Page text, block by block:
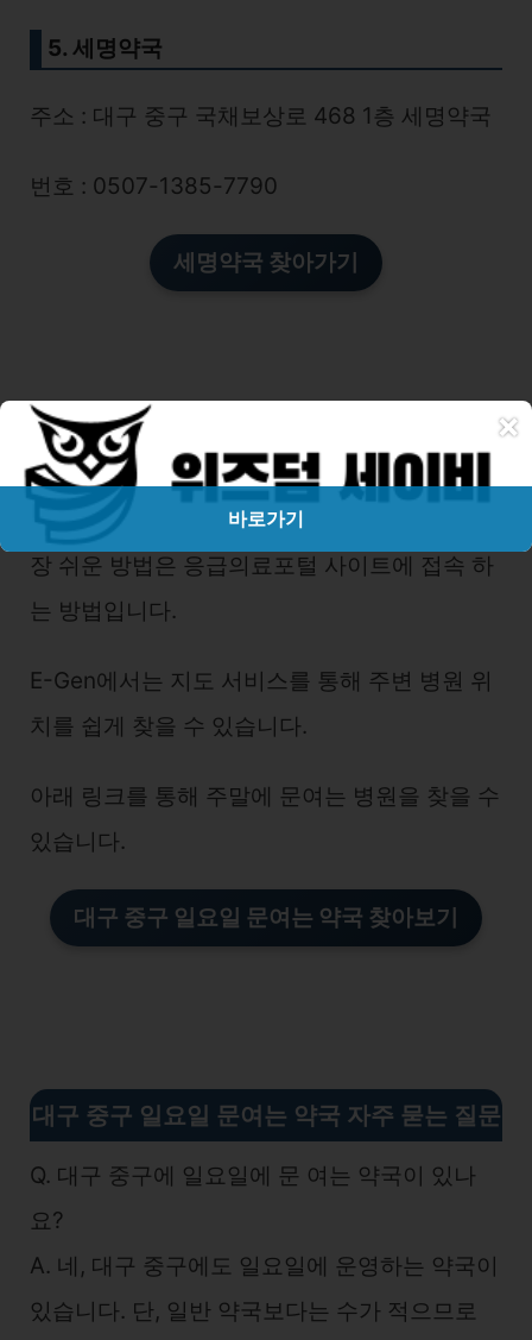
5. 세명약국
주소 : 대구 중구 국채보상로 468 1층 세명약국
번호 : 0507-1385-7790
세명약국 찾아가기
대구 중구 일요일 문여는 약국 찾아보기
주말/일요일/공휴일 문여는 방법을 찾아보는 가
장 쉬운 방법은 응급의료포털 사이트에 접속 하
는 방법입니다.
E-Gen에서는 지도 서비스를 통해 주변 병원 위
치를 쉽게 찾을 수 있습니다.
아래 링크를 통해 주말에 문여는 병원을 찾을 수
있습니다.
대구 중구 일요일 문여는 약국 찾아보기
대구 중구 일요일 문여는 약국 자주 묻는 질문
Q. 대구 중구에 일요일에 문 여는 약국이 있나
요?
A. 네, 대구 중구에도 일요일에 운영하는 약국이
있습니다. 단, 일반 약국보다는 수가 적으므로
×
바로가기